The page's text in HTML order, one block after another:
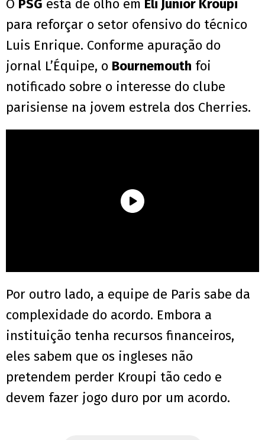
O PSG está de olho em Eli Junior Kroupi
para reforçar o setor ofensivo do técnico
Luis Enrique. Conforme apuração do
jornal L’Équipe, o Bournemouth foi
notificado sobre o interesse do clube
parisiense na jovem estrela dos Cherries.
Por outro lado, a equipe de Paris sabe da
complexidade do acordo. Embora a
instituição tenha recursos financeiros,
eles sabem que os ingleses não
pretendem perder Kroupi tão cedo e
devem fazer jogo duro por um acordo.